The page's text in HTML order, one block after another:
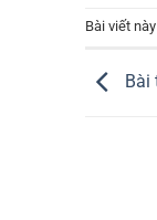
Bài viết
Bài